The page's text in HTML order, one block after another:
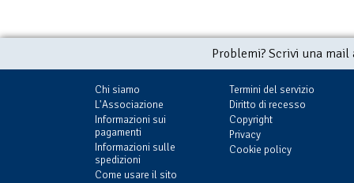
Problemi? Scrivi una
Chi siamo
L'Associazione
Informazioni sui
pagamenti
Informazioni sulle
spedizioni
Come usare il sito
Termini del servizio
Diritto di recesso
Copyright
Privacy
Cookie policy